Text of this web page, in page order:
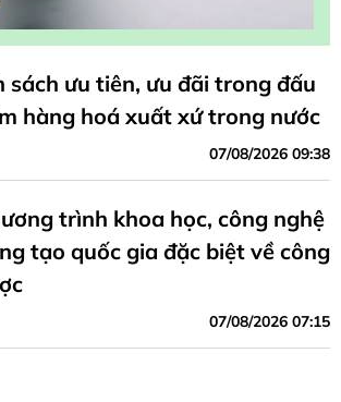
sách ưu tiên, ưu đãi trong đấu
hàng hoá xuất xứ trong nước
07/08/2026 09:38
trình khoa học, công nghệ
tạo quốc gia đặc biệt về công
07/08/2026 07:15